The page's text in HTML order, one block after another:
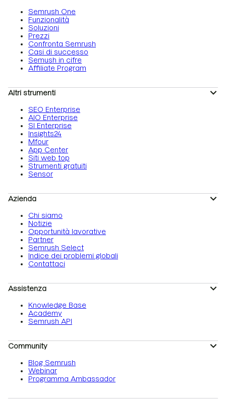
Semrush One
Funzionalità
Soluzioni
Prezzi
Confronta Semrush
Casi di successo
Semush in cifre
Affiliate Program
Altri strumenti
SEO Enterprise
AIO Enterprise
SI Enterprise
Insights24
Mfour
App Center
Siti web top
Strumenti gratuiti
Sensor
Azienda
Chi siamo
Notizie
Opportunità lavorative
Partner
Semrush Select
Indice dei problemi globali
Contattaci
Assistenza
Knowledge Base
Academy
Semrush API
Community
Blog Semrush
Webinar
Programma Ambassador